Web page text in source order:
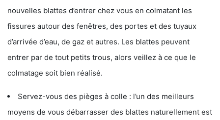
nouvelles blattes d’entrer chez vous en colmatant les
fissures autour des fenêtres, des portes et des tuyaux
d’arrivée d’eau, de gaz et autres. Les blattes peuvent
entrer par de tout petits trous, alors veillez à ce que le
colmatage soit bien réalisé.
Servez-vous des pièges à colle : l’un des meilleurs
moyens de vous débarrasser des blattes naturellement est